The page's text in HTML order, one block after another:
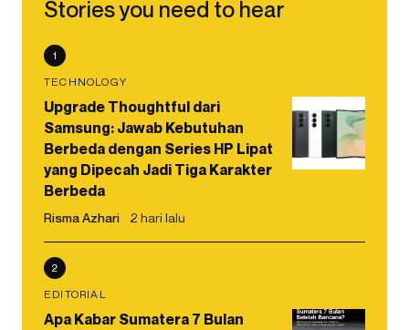
Stories you need to hear
1
TECHNOLOGY
Upgrade Thoughtful dari
Samsung: Jawab Kebutuhan
Berbeda dengan Series HP Lipat
yang Dipecah Jadi Tiga Karakter
Berbeda
Risma Azhari 2 hari lalu
2
EDITORIAL
Apa Kabar Sumatera 7 Bulan